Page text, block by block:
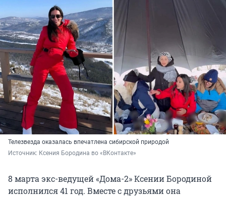
Телезвезда оказалась впечатлена сибирской природой
Источник: Ксения Бородина во «ВКонтакте»
8 марта экс-ведущей «Дома-2» Ксении Бородиной
исполнился 41 год. Вместе с друзьями она